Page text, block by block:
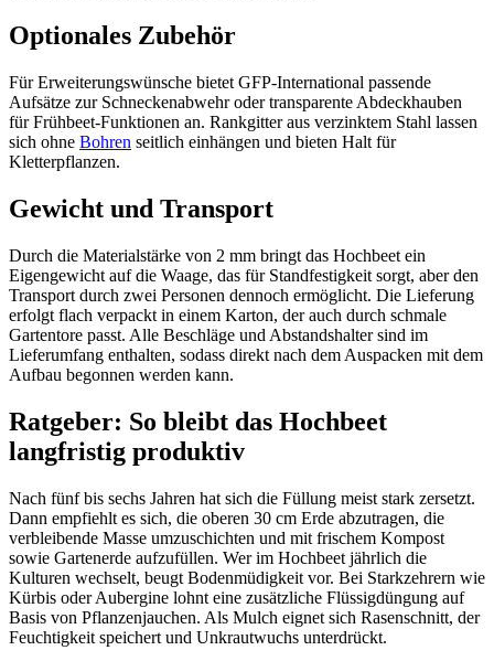
Optionales Zubehör
Für Erweiterungswünsche bietet GFP-International passende
Aufsätze zur Schneckenabwehr oder transparente Abdeckhauben
für Frühbeet-Funktionen an. Rankgitter aus verzinktem Stahl lassen
sich ohne Bohren seitlich einhängen und bieten Halt für
Kletterpflanzen.
Gewicht und Transport
Durch die Materialstärke von 2 mm bringt das Hochbeet ein
Eigengewicht auf die Waage, das für Standfestigkeit sorgt, aber den
Transport durch zwei Personen dennoch ermöglicht. Die Lieferung
erfolgt flach verpackt in einem Karton, der auch durch schmale
Gartentore passt. Alle Beschläge und Abstandshalter sind im
Lieferumfang enthalten, sodass direkt nach dem Auspacken mit dem
Aufbau begonnen werden kann.
Ratgeber: So bleibt das Hochbeet
langfristig produktiv
Nach fünf bis sechs Jahren hat sich die Füllung meist stark zersetzt.
Dann empfiehlt es sich, die oberen 30 cm Erde abzutragen, die
verbleibende Masse umzuschichten und mit frischem Kompost
sowie Gartenerde aufzufüllen. Wer im Hochbeet jährlich die
Kulturen wechselt, beugt Bodenmüdigkeit vor. Bei Starkzehrern wie
Kürbis oder Aubergine lohnt eine zusätzliche Flüssigdüngung auf
Basis von Pflanzenjauchen. Als Mulch eignet sich Rasenschnitt, der
Feuchtigkeit speichert und Unkrautwuchs unterdrückt.